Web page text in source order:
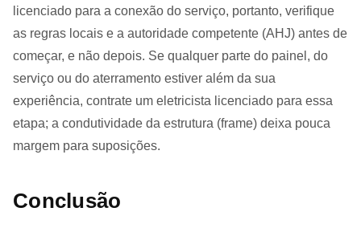
licenciado para a conexão do serviço, portanto, verifique
as regras locais e a autoridade competente (AHJ) antes de
começar, e não depois. Se qualquer parte do painel, do
serviço ou do aterramento estiver além da sua
experiência, contrate um eletricista licenciado para essa
etapa; a condutividade da estrutura (frame) deixa pouca
margem para suposições.
Conclusão